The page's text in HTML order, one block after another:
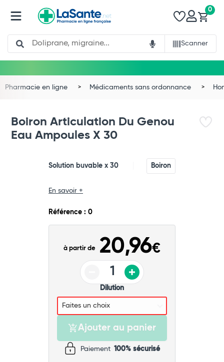
Search
Scanner
0
Commander
Pharmacie en ligne Médicaments sans ordonnance
Boiron Articulation Du Genou
Eau Ampoules X 30
Solution buvable x 30 Boiron
En savoir +
Référence : 0
à partir de 20,96€
Dilution
Ajouter au panier
Paiement 100% sécurisé